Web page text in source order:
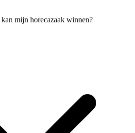
mijn horecazaak winnen?